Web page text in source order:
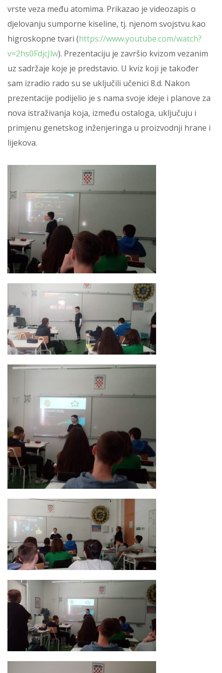
vrste veza među atomima. Prikazao je videozapis o
djelovanju sumporne kiseline, tj. njenom svojstvu kao
higroskopne tvari (https://www.youtube.com/watch?
v=2hs0FdjcJlw). Prezentaciju je završio kvizom vezanim
uz sadržaje koje je predstavio. U kviz koji je također
sam izradio rado su se uključili učenici 8.d. Nakon
prezentacije podijelio je s nama svoje ideje i planove za
nova istraživanja koja, između ostaloga, uključuju i
primjenu genetskog inženjeringa u proizvodnji hrane i
lijekova.